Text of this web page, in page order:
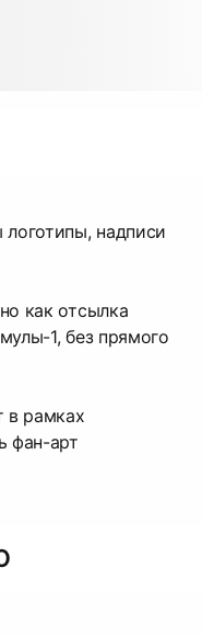
надписи
как отсылка
1, без прямого
в рамках
фан-арт